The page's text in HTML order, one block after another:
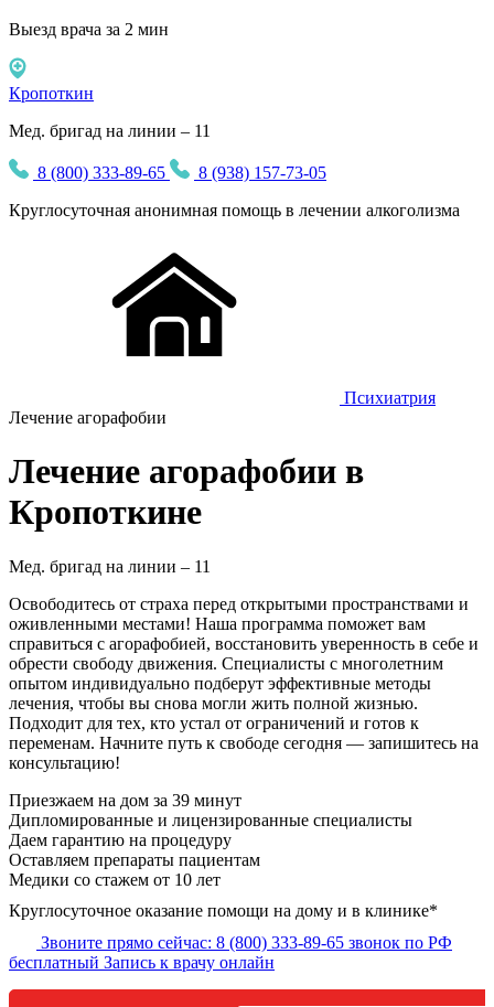
Выезд врача за 2 мин
Кропоткин
Мед. бригад на линии – 11
8 (800) 333-89-65
8 (938) 157-73-05
Круглосуточная анонимная помощь в лечении алкоголизма
Психиатрия
Лечение агорафобии
Лечение агорафобии в
Кропоткине
Мед. бригад на линии – 11
Освободитесь от страха перед открытыми пространствами и
оживленными местами! Наша программа поможет вам
справиться с агорафобией, восстановить уверенность в себе и
обрести свободу движения. Специалисты с многолетним
опытом индивидуально подберут эффективные методы
лечения, чтобы вы снова могли жить полной жизнью.
Подходит для тех, кто устал от ограничений и готов к
переменам. Начните путь к свободе сегодня — запишитесь на
консультацию!
Приезжаем на дом за 39 минут
Дипломированные и лицензированные специалисты
Даем гарантию на процедуру
Оставляем препараты пациентам
Медики со стажем от 10 лет
Круглосуточное оказание помощи на дому и в клинике*
Звоните прямо сейчас: 8 (800) 333-89-65 звонок по РФ
бесплатный Запись к врачу онлайн